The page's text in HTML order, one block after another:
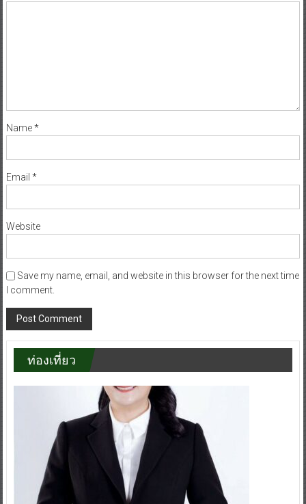
Name*
Email *
Website
Save my name, email, and website in this browser for the next time
I comment.
ท่องเที่ยว